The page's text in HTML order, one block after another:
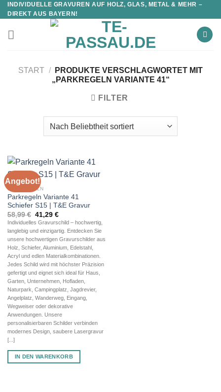
INDIVIDUELLE GRAVUREN AUF HOLZ, GLAS, METAL & MEHR –
DIREKT AUS BAYERN!
START /
PRODUKTE VERSCHLAGWORTET MIT
„PARKREGELN VARIANTE 41“
FILTER
Angebot!
PARKREGELN
Parkregeln Variante 41
Schiefer S15 | T&E Gravur
58,99€ Ursprünglicher
Preis
war:
58,99 €
41,29 €Aktueller
Preis
ist:
41,29 €.
Individuelles Gravurschild – hochwertig,
langlebig und einzigartig. Entdecken Sie
unsere hochwertigen Gravurschilder aus
Holz, Schiefer, Aluminium, Edelstahl,
Acryl und edlen Materialkombinationen.
Jedes Schild wird mit höchster Präzision
gefertigt und eignet sich ideal für Haus,
Garten, Unternehmen, Hofladen,
Naturpark, Campingplatz, Jagdrevier,
Angelplatz, Wanderweg, Eingang,
Wegweiser oder dekorative
Anwendungen. Unsere
personalisierbaren Schilder verbinden
modernes Design, saubere Lasergravur
[...]
IN DEN WARENKORB